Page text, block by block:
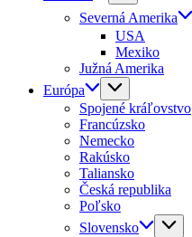
Severná Amerika
USA
Mexiko
Južná Amerika
Európa
Spojené kráľovstvo
Francúzsko
Nemecko
Rakúsko
Taliansko
Česká republika
Poľsko
Slovensko